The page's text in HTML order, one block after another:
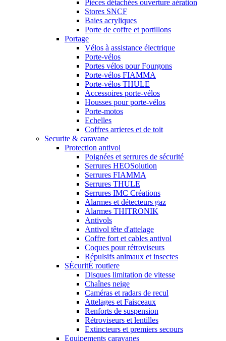
Piéces détachées ouverture aération
Stores SNCF
Baies acryliques
Porte de coffre et portillons
Portage
Vélos à assistance électrique
Porte-vélos
Portes vélos pour Fourgons
Porte-vélos FIAMMA
Porte-vélos THULE
Accessoires porte-vélos
Housses pour porte-vélos
Porte-motos
Echelles
Coffres arrieres et de toit
Securite & caravane
Protection antivol
Poignées et serrures de sécurité
Serrures HEOSolution
Serrures FIAMMA
Serrures THULE
Serrures IMC Créations
Alarmes et détecteurs gaz
Alarmes THITRONIK
Antivols
Antivol tête d'attelage
Coffre fort et cables antivol
Coques pour rétroviseurs
Répulsifs animaux et insectes
SÉcuritÉ routiere
Disques limitation de vitesse
Chaînes neige
Caméras et radars de recul
Attelages et Faisceaux
Renforts de suspension
Rétroviseurs et lentilles
Extincteurs et premiers secours
Equipements caravanes